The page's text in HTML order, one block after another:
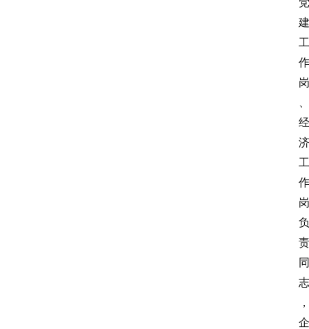
党
建
工
作
岗
经
济
工
作
岗
负
责
同
志
，
企